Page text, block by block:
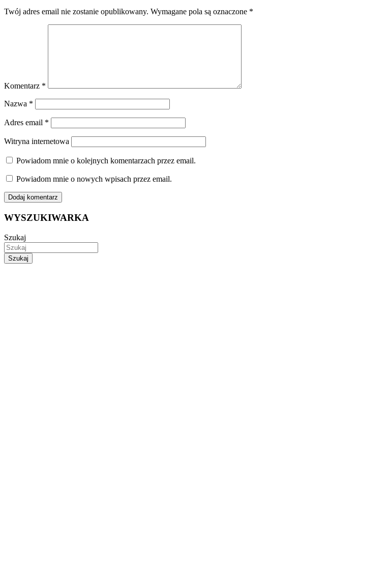
Twój adres email nie zostanie opublikowany. Wymagane pola są oznaczone *
Komentarz *
Nazwa *
Adres email *
Witryna internetowa
Powiadom mnie o kolejnych komentarzach przez email.
Powiadom mnie o nowych wpisach przez email.
WYSZUKIWARKA
Szukaj
Szukaj